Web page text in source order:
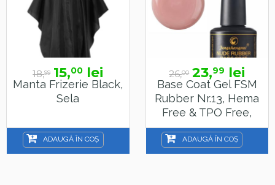
18,99 15,00 lei
Manta Frizerie Black,
Sela
ADAUGĂ ÎN COȘ
26,00 23,99 lei
Base Coat Gel FSM
Rubber Nr.13, Hema
Free & TPO Free,
15ml
ADAUGĂ ÎN COȘ